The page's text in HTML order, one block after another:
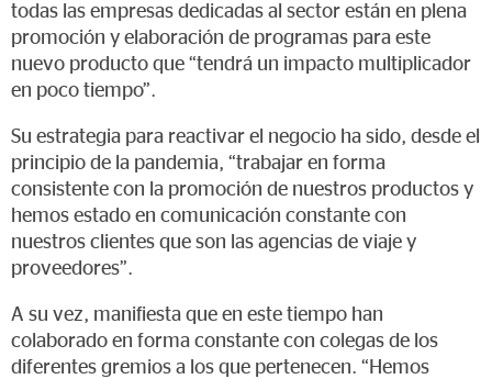
todas las empresas dedicadas al sector están en plena
promoción y elaboración de programas para este
nuevo producto que “tendrá un impacto multiplicador
en poco tiempo”.
Su estrategia para reactivar el negocio ha sido, desde el
principio de la pandemia, “trabajar en forma
consistente con la promoción de nuestros productos y
hemos estado en comunicación constante con
nuestros clientes que son las agencias de viaje y
proveedores”.
A su vez, manifiesta que en este tiempo han
colaborado en forma constante con colegas de los
diferentes gremios a los que pertenecen. “Hemos